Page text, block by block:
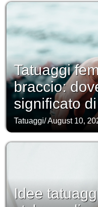
Tatuaggi
braccio:
significato
Tatuaggi/August 10,
Idee